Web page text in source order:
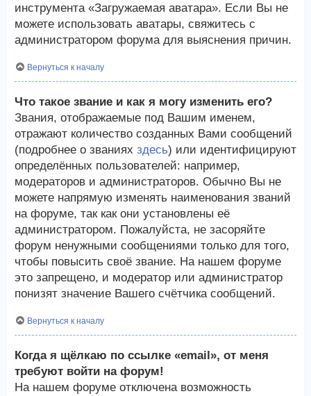
инструмента «Загружаемая аватара». Если Вы не
можете использовать аватары, свяжитесь с
администратором форума для выяснения причин.
Вернуться к началу
Что такое звание и как я могу изменить его?
Звания, отображаемые под Вашим именем,
отражают количество созданных Вами сообщений
(подробнее о званиях здесь) или идентифицируют
определённых пользователей: например,
модераторов и администраторов. Обычно Вы не
можете напрямую изменять наименования званий
на форуме, так как они установлены её
администратором. Пожалуйста, не засоряйте
форум ненужными сообщениями только для того,
чтобы повысить своё звание. На нашем форуме
это запрещено, и модератор или администратор
понизят значение Вашего счётчика сообщений.
Вернуться к началу
Когда я щёлкаю по ссылке «email», от меня
требуют войти на форум!
На нашем форуме отключена возможность